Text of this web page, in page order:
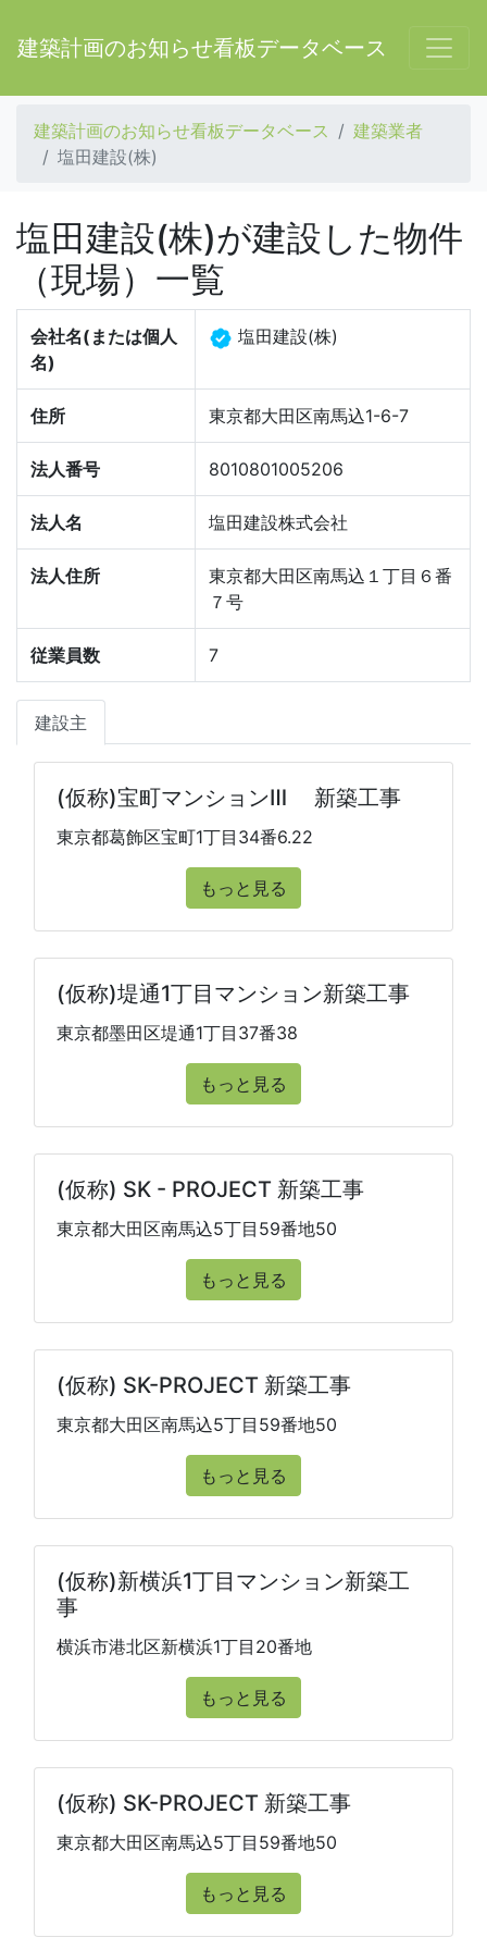
建築計画のお知らせ看板データベース
建築計画のお知らせ看板データベース
建築業者
塩田建設(株)
塩田建設(株)が建設した物件
（現場）一覧
会社名(または個人
名)
塩田建設(株)
住所 東京都大田区南馬込1-6-7
法人番号 8010801005206
法人名 塩田建設株式会社
法人住所
東京都大田区南馬込１丁目６番
７号
従業員数 7
建設主
(仮称)宝町マンションⅢ 新築工事
東京都葛飾区宝町1丁目34番6.22
もっと見る
(仮称)堤通1丁目マンション新築工事
東京都墨田区堤通1丁目37番38
もっと見る
(仮称) SK - PROJECT 新築工事
東京都大田区南馬込5丁目59番地50
もっと見る
(仮称) SK-PROJECT 新築工事
東京都大田区南馬込5丁目59番地50
もっと見る
(仮称)新横浜1丁目マンション新築工
事
横浜市港北区新横浜1丁目20番地
もっと見る
(仮称) SK-PROJECT 新築工事
東京都大田区南馬込5丁目59番地50
もっと見る